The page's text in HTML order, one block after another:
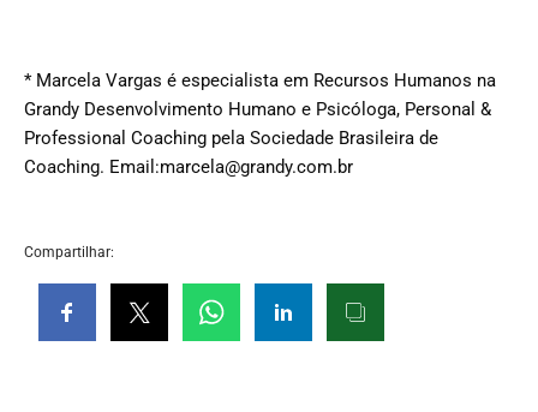
* Marcela Vargas é especialista em Recursos Humanos na
Grandy Desenvolvimento Humano e Psicóloga, Personal &
Professional Coaching pela Sociedade Brasileira de
Coaching. Email:marcela@grandy.com.br
Compartilhar: